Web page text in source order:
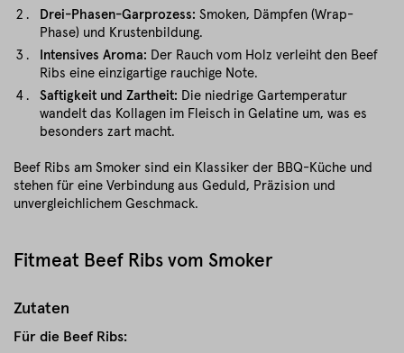
Drei-Phasen-Garprozess: Smoken, Dämpfen (Wrap-
Phase) und Krustenbildung.
Intensives Aroma: Der Rauch vom Holz verleiht den Beef
Ribs eine einzigartige rauchige Note.
Saftigkeit und Zartheit: Die niedrige Gartemperatur
wandelt das Kollagen im Fleisch in Gelatine um, was es
besonders zart macht.
Beef Ribs am Smoker sind ein Klassiker der BBQ-Küche und
stehen für eine Verbindung aus Geduld, Präzision und
unvergleichlichem Geschmack.
Fitmeat Beef Ribs vom Smoker
Zutaten
Für die Beef Ribs: